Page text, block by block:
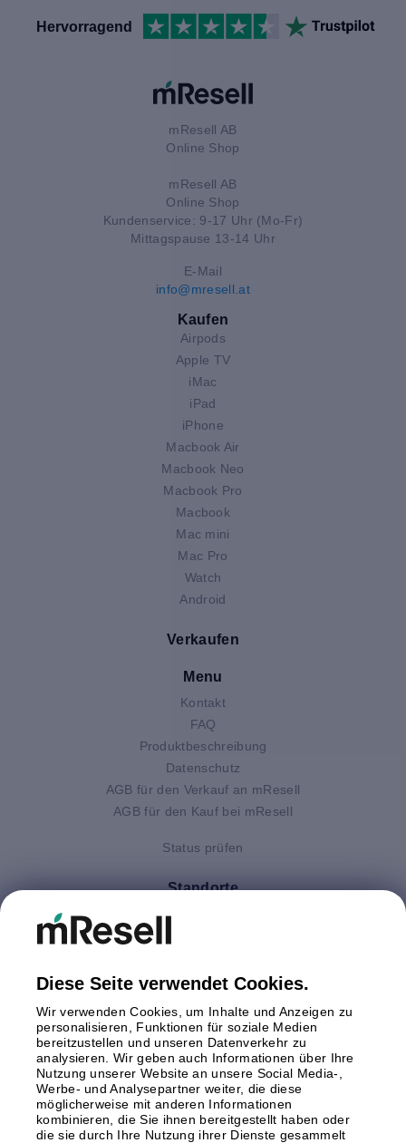
Hervorragend
mResell AB
Online Shop
mResell AB
Online Shop
Kundenservice: 9-17 Uhr (Mo-Fr)
Mittagspause 13-14 Uhr
E-Mail
info@mresell.at
Kaufen
Airpods
Apple TV
iMac
iPad
iPhone
Macbook Air
Macbook Neo
Macbook Pro
Macbook
Mac mini
Mac Pro
Watch
Android
Verkaufen
Menu
Kontakt
FAQ
Produktbeschreibung
Datenschutz
AGB für den Verkauf an mResell
AGB für den Kauf bei mResell
Status prüfen
Standorte
Deutschland
Italien
Polen
Schweden
Spanien
Österreich
Zahlungsmethoden
Diese Seite verwendet Cookies.
Wir verwenden Cookies, um Inhalte und Anzeigen zu
personalisieren, Funktionen für soziale Medien
bereitzustellen und unseren Datenverkehr zu
analysieren. Wir geben auch Informationen über Ihre
Nutzung unserer Website an unsere Social Media-,
Werbe- und Analysepartner weiter, die diese
möglicherweise mit anderen Informationen
kombinieren, die Sie ihnen bereitgestellt haben oder
die sie durch Ihre Nutzung ihrer Dienste gesammelt